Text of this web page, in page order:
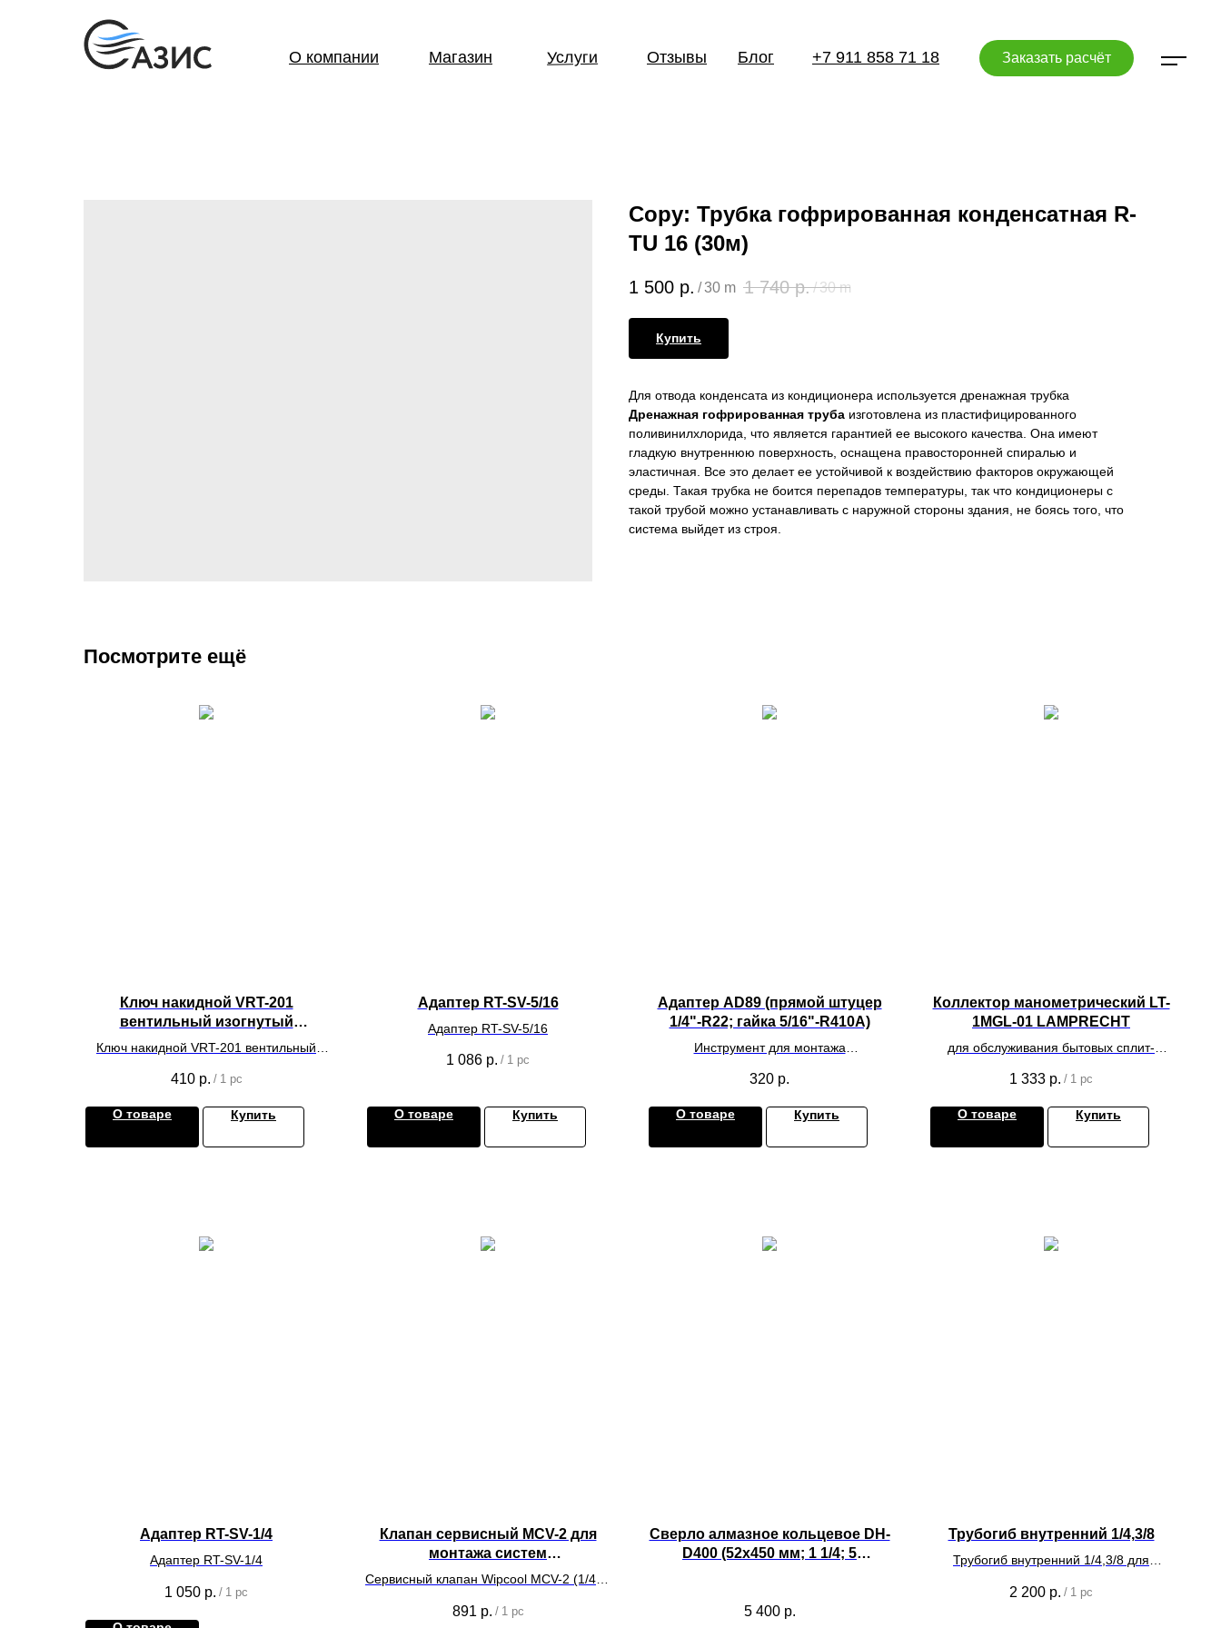
Услуги
О компании +7 911 858 71 18 Заказать расчёт
Отзывы
Магазин Блог
Copy: Трубка гофрированная конденсатная R-
TU 16 (30м)
1 500 р. /30 m 1 740 р./30 m
Купить
Для отвода конденсата из кондиционера используется дренажная трубка
Дренажная гофрированная труба изготовлена из пластифицированного
поливинилхлорида, что является гарантией ее высокого качества. Она имеют
гладкую внутреннюю поверхность, оснащена правосторонней спиралью и
эластичная. Все это делает ее устойчивой к воздействию факторов окружающей
среды. Такая трубка не боится перепадов температуры, так что кондиционеры с
такой трубой можно устанавливать с наружной стороны здания, не боясь того, что
система выйдет из строя.
Посмотрите ещё
Ключ накидной VRT-201
вентильный изогнутый
1/4",3/8",3/16",5/16
Ключ накидной VRT-201 вентильный
410 р. / 1 pc
О товаре Купить
Адаптер RT-SV-5/16
Адаптер RT-SV-5/16
1 086 р. / 1 pc
О товаре Купить
Адаптер AD89 (прямой штуцер
1/4"-R22; гайка 5/16"-R410A)
Инструмент для монтажа
320 р.
О товаре Купить
Коллектор манометрический LT-
1MGL-01 LAMPRECHT
для обслуживания бытовых сплит-
1 333 р. / 1 pc
О товаре Купить
Адаптер RT-SV-1/4
Адаптер RT-SV-1/4
1 050 р. / 1 pc
Клапан сервисный MCV-2 для
монтажа систем
кондиционирования
Сервисный клапан Wipcool MCV-2 (1/4" х
891 р. / 1 pc
Сверло алмазное кольцевое DH-
D400 (52х450 мм; 1 1/4; 5
5 400 р.
Трубогиб внутренний 1/4,3/8
Трубогиб внутренний 1/4,3/8 для
2 200 р. / 1 pc